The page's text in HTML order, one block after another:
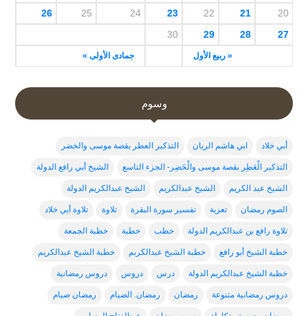
« ربيع الأول جمادى الأولى »
20
21
22
23
24
25
26
27
28
29
30
وسوم
أبي خلاد ابي هاشم الريان التذكير العطر بقصة موسى والخضر
التذكير الْعَطِر بقصة موسى والْخَضِر- الجزء التاسع الشيخ أبي رافع الدولة
الشيخ عبد الكريم الشيخ عبدالكريم الشيخ عبدالكريم الدولة
الصوم رمضان تعزية تفسير سورة البقرة تلاوة تلاوة أبي خلاد
تلاوة رافع بن عبدالكريم الدولة خطب خطبة خطبة الجمعة
خطبة الشيخ أبو رافع خطبة الشيخ عبدالكربم خطبة الشيخ عبدالكريم
خطبة الشيخ عبدالكريم الدولة درس دروس دروس رمضانية
دروس رمضانية متنوعة رمضان رمضان. الصيام رمضان صيام